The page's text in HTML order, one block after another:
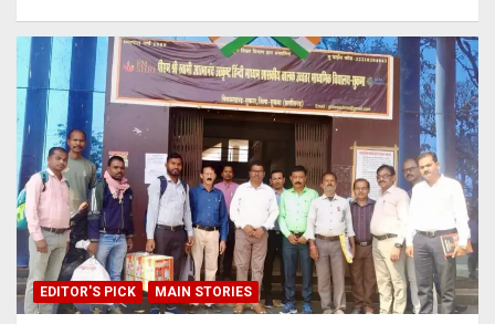
EDITOR'S PICK MAIN STORIES